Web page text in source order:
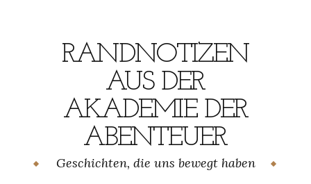
RANDNOTIZEN
AUS DER
AKADEMIE DER
ABENTEUER
Geschichten, die uns bewegt haben